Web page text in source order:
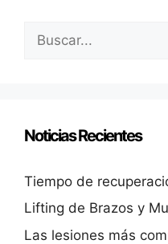
Noticias Recientes
Tiempo de
Lifting de Brazos y
Las lesiones más